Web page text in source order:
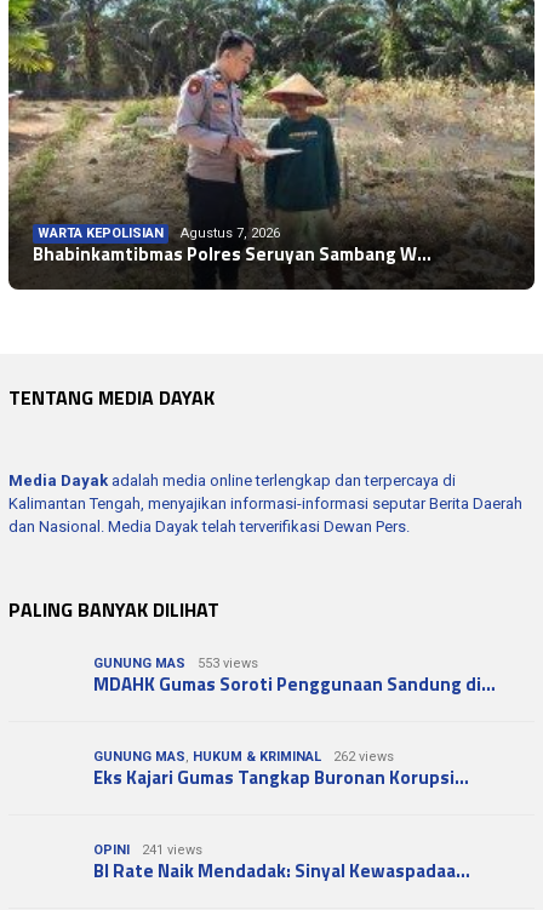
WARTA KEPOLISIAN Agustus 7, 2026
Bhabinkamtibmas Polres Seruyan Sambang W…
WARTA KEPOLISIAN Agustus 7, 2026
Polsek Seruyan Hilir Pasang Spanduk Imba…
WARTA KEPOLISIAN Agustus 7, 2026
Polsubsektor Batu Ampar Bersama TNI Lati…
TENTANG MEDIA DAYAK
Media Dayak adalah media online terlengkap dan terpercaya di
Kalimantan Tengah, menyajikan informasi-informasi seputar Berita Daerah
dan Nasional. Media Dayak telah terverifikasi Dewan Pers.
PALING BANYAK DILIHAT
GUNUNG MAS 553 views
MDAHK Gumas Soroti Penggunaan Sandung di…
GUNUNG MAS, HUKUM & KRIMINAL 262 views
Eks Kajari Gumas Tangkap Buronan Korupsi…
OPINI 241 views
BI Rate Naik Mendadak: Sinyal Kewaspadaa…